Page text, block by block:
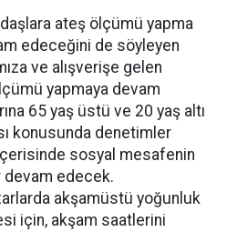
ateş ölçümü yapma
edeceğini de söyleyen
ve alışverişe gelen
yapmaya devam
65 yaş üstü ve 20 yaş altı
konusunda denetimler
sosyal mesafenin
devam edecek.
akşamüstü yoğunluk
için, akşam saatlerini